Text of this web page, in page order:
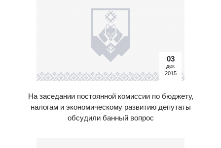
На заседании постоянной комиссии по бюджету,
налогам и экономическому развитию депутаты
обсудили банный вопрос
03
дек
2015